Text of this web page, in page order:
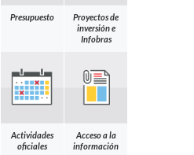
Presupuesto
Proyectos de
inversión e
Infobras
Actividades
oficiales
Acceso a la
información